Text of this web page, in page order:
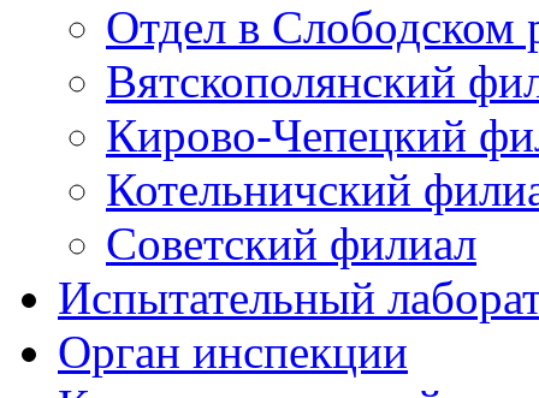
Отдел в Слободском
Вятскополянский
Кирово-Чепецкий
Котельничский
Советский филиал
Испытательный
Орган инспекции